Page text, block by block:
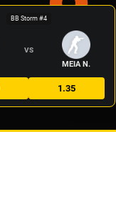
BB Storm #4
VS
MEIA N.
1.35